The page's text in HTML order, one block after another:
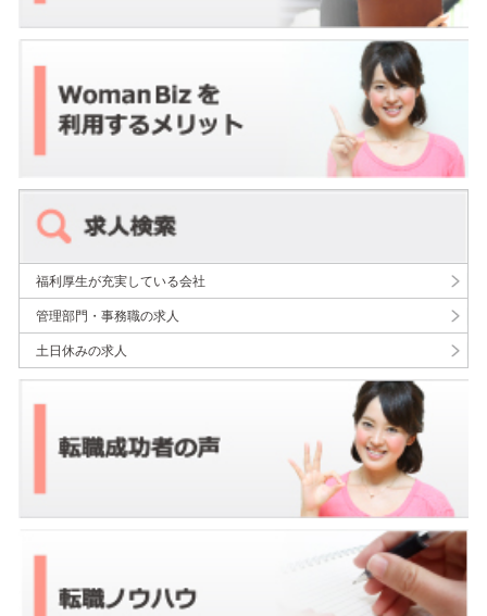
福利厚生が充実している会社
管理部門・事務職の求人
土日休みの求人